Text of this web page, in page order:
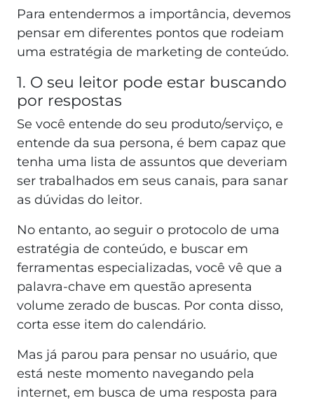
Para entendermos a importância, devemos
pensar em diferentes pontos que rodeiam
uma estratégia de marketing de conteúdo.
1. O seu leitor pode estar buscando
por respostas
Se você entende do seu produto/serviço, e
entende da sua persona, é bem capaz que
tenha uma lista de assuntos que deveriam
ser trabalhados em seus canais, para sanar
as dúvidas do leitor.
No entanto, ao seguir o protocolo de uma
estratégia de conteúdo, e buscar em
ferramentas especializadas, você vê que a
palavra-chave em questão apresenta
volume zerado de buscas. Por conta disso,
corta esse item do calendário.
Mas já parou para pensar no usuário, que
está neste momento navegando pela
internet, em busca de uma resposta para